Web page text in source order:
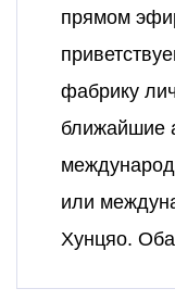
прямом
фабрику
ближайшие
или
Хунцяо.